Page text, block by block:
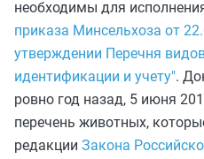
необходимы для
приказа Минсельхоза от
утверждении Перечня
идентификации и учету".
ровно год назад, 5 июня
перечень животных,
редакции Закона